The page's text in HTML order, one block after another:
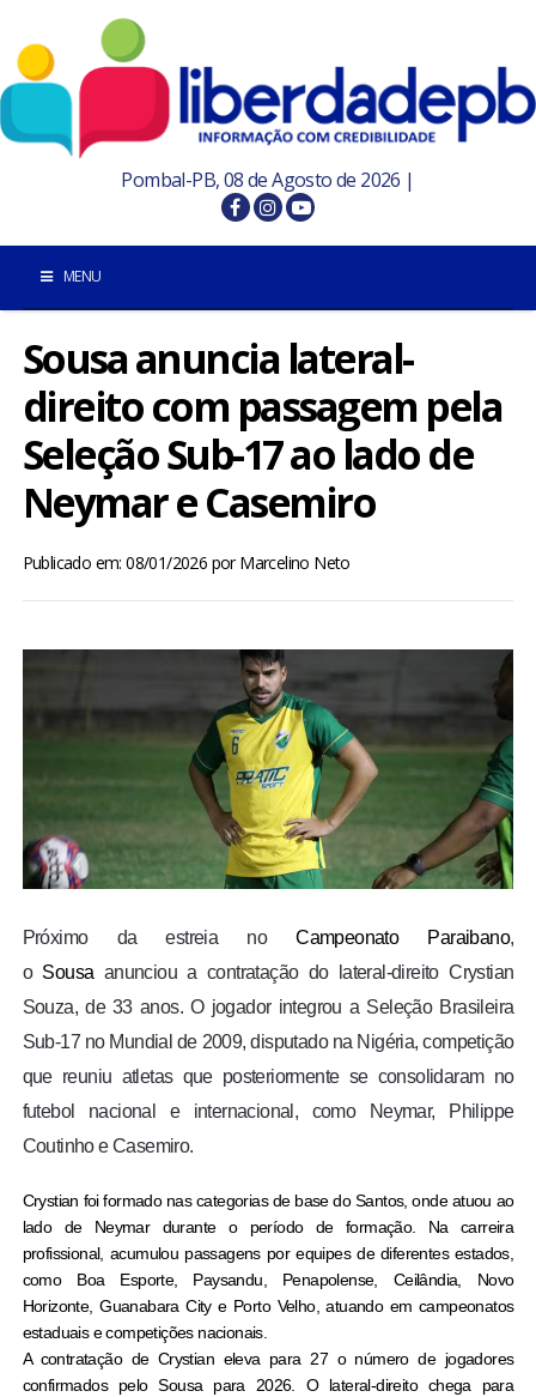
Pombal-PB, 08 de Agosto de 2026 |
MENU
POMBAL E REGIÃO
PARAÍBA
ENQUETE
TV LPB
Sousa anuncia lateral-
direito com passagem pela
Seleção Sub-17 ao lado de
Neymar e Casemiro
Publicado em: 08/01/2026 porMarcelino Neto
Próximo da estreia noCampeonato Paraibano,
o Sousa anunciou a contratação do lateral-direito Crystian
Souza, de 33 anos. O jogador integrou a Seleção Brasileira
Sub-17 no Mundial de 2009, disputado na Nigéria, competição
que reuniu atletas que posteriormente se consolidaram no
futebol nacional e internacional, como Neymar, Philippe
Coutinho e Casemiro.
Crystian foi formado nas categorias de base do Santos, onde atuou ao
lado de Neymar durante o período de formação. Na carreira
profissional, acumulou passagens por equipes de diferentes estados,
como Boa Esporte, Paysandu, Penapolense, Ceilândia, Novo
Horizonte, Guanabara City e Porto Velho, atuando em campeonatos
estaduais e competições nacionais.
A contratação de Crystian eleva para 27 o número de jogadores
confirmados pelo Sousa para 2026. O lateral-direito chega para